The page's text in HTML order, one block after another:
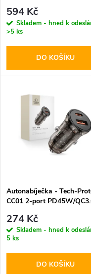
r
o
d
r
o
d
594 Kč
Skladem - hned k
>5 ks
DO KOŠÍKU
Autonabíječka - Tech-
CC01 2-port PD45W/
274 Kč
Skladem - hned k
5 ks
DO KOŠÍKU